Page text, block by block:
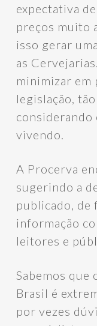
expectativa
preços muito
isso gerar
as
minimizar em
legislação,
considerando
vivendo.
A Procerva
sugerindo a
publicado, de
informação
leitores e
Sabemos que
Brasil é
por vezes